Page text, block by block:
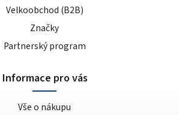
Velkoobchod (B2B)
Značky
Partnerský program
Informace pro vás
Vše o nákupu